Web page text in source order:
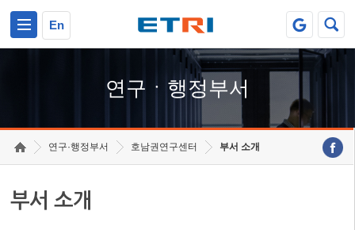
En
연구ㆍ행정부서
연구·행정부서 호남권연구센터 부서 소개
부서 소개